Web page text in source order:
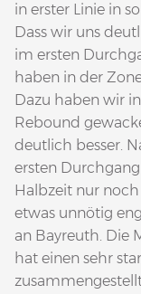
in erster Linie in
Dass wir uns
im ersten
haben in der
Dazu haben wir
Rebound
deutlich besser.
ersten
Halbzeit nur
etwas unnötig
an Bayreuth. Die
hat einen sehr